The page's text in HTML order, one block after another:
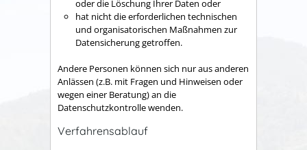
oder die Löschung Ihrer Daten oder
hat nicht die erforderlichen technischen
und organisatorischen Maßnahmen zur
Datensicherung getroffen.
Andere Personen können sich nur aus anderen
Anlässen (z.B. mit Fragen und Hinweisen oder
wegen einer Beratung) an die
Datenschutzkontrolle wenden.
Verfahrensablauf